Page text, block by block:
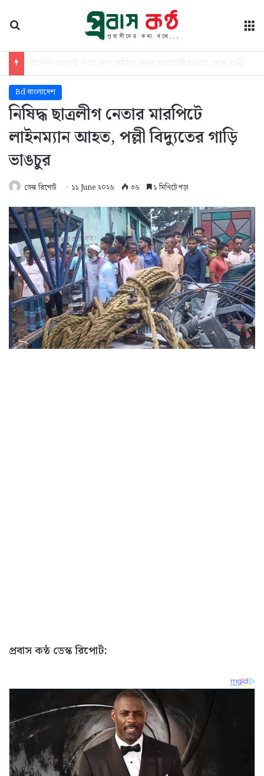
Bd বাংলাদেশ
নিষিদ্ধ ছাত্রলীগ নেতার মারপিটে
লাইনম্যান আহত, পল্লী বিদ্যুতের গাড়ি
ভাঙচুর
ডেস্ক রিপোর্ট ১১ June ২০২৬ ৩৬ ১ মিনিটে পড়া
প্রবাস কন্ঠ ডেস্ক রিপোর্ট: